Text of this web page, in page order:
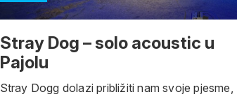
Stray Dog – solo acoustic u
Pajolu
Stray Dogg dolazi približiti nam svoje pjesme,